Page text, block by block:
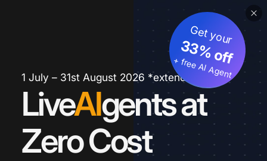
1 July – 31st August 2026 *extended
LiveAIgents at
Zero Cost
Get your
33% off
+ free AI Agent